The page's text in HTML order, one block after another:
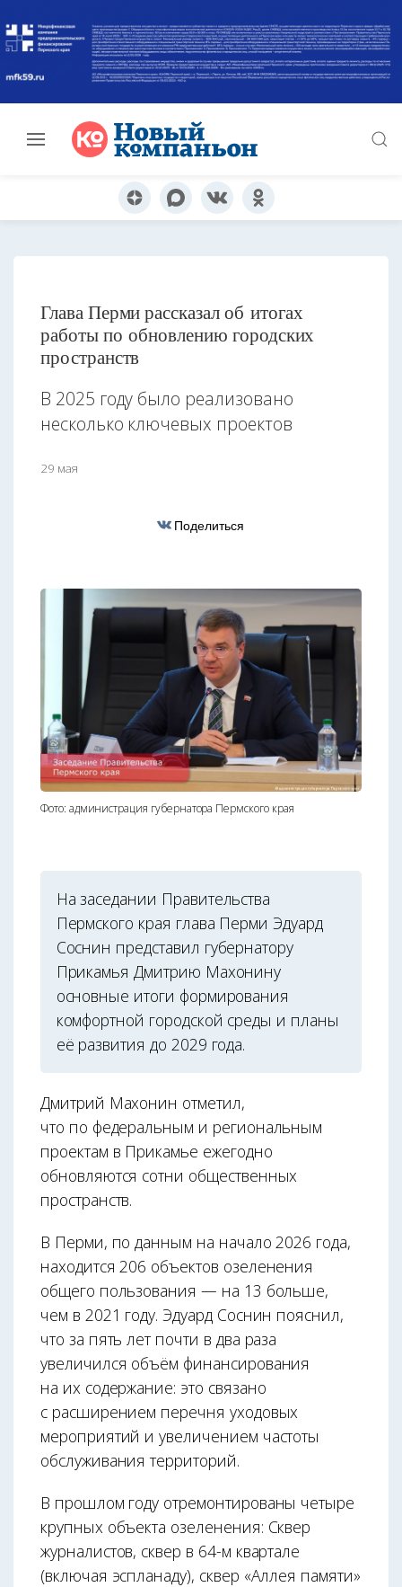
Глава Перми рассказал об итогах
работы по обновлению городских
пространств
В 2025 году было реализовано
несколько ключевых проектов
29 мая
Поделиться
Фото: администрация губернатора Пермского края
На заседании Правительства
Пермского края глава Перми Эдуард
Соснин представил губернатору
Прикамья Дмитрию Махонину
основные итоги формирования
комфортной городской среды и планы
её развития до 2029 года.
Дмитрий Махонин отметил,
что по федеральным и региональным
проектам в Прикамье ежегодно
обновляются сотни общественных
пространств.
В Перми, по данным на начало 2026 года,
находится 206 объектов озеленения
общего пользования — на 13 больше,
чем в 2021 году. Эдуард Соснин пояснил,
что за пять лет почти в два раза
увеличился объём финансирования
на их содержание: это связано
с расширением перечня уходовых
мероприятий и увеличением частоты
обслуживания территорий.
В прошлом году отремонтированы четыре
крупных объекта озеленения: Сквер
журналистов, сквер в 64-м квартале
(включая эспланаду), сквер «Аллея памяти»